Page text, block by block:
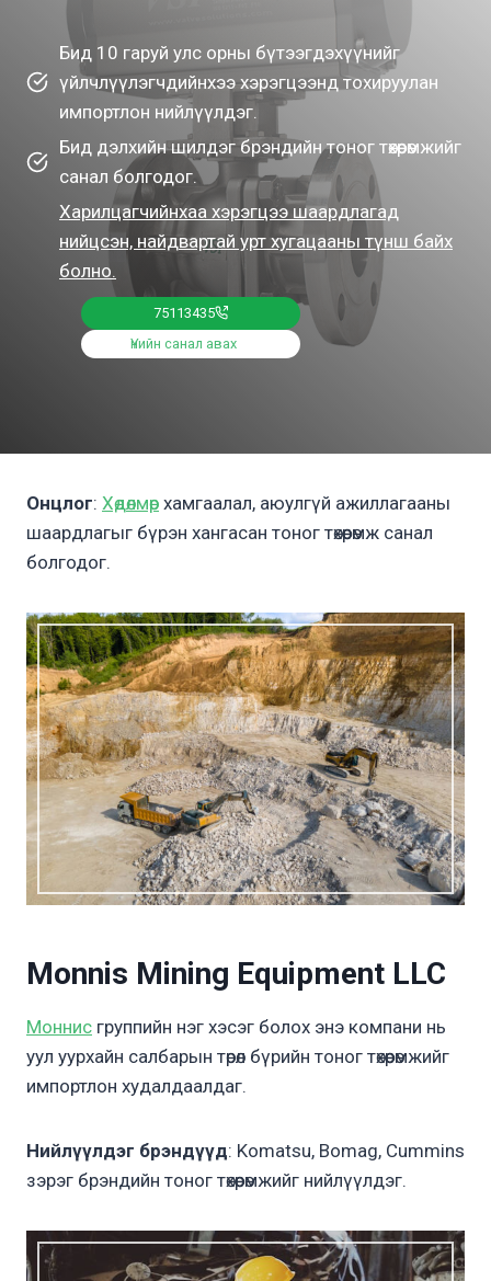
Бид 10 гаруй улс орны бүтээгдэхүүнийг
үйлчлүүлэгчдийнхээ хэрэгцээнд тохируулан
импортлон нийлүүлдэг.
Бид дэлхийн шилдэг брэндийн тоног төхөөрөмжийг
санал болгодог.
Харилцагчийнхаа хэрэгцээ шаардлагад
нийцсэн, найдвартай урт хугацааны түнш байх
болно.
75113435
Үнийн санал авах
Онцлог: Хөдөлмөр хамгаалал, аюулгүй ажиллагааны
шаардлагыг бүрэн хангасан тоног төхөөрөмж санал
болгодог.
Monnis Mining Equipment LLC
Моннис группийн нэг хэсэг болох энэ компани нь
уул уурхайн салбарын төрөл бүрийн тоног төхөөрөмжийг
импортлон худалдаалдаг.
Нийлүүлдэг брэндүүд: Komatsu, Bomag, Cummins
зэрэг брэндийн тоног төхөөрөмжийг нийлүүлдэг.